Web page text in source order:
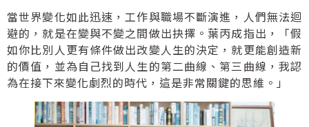
當世界變化如此迅速，工作與職場不斷演進，人們無法迴
避的，就是在變與不變之間做出抉擇。葉丙成指出，「假
如你比別人更有條件做出改變人生的決定，就更能創造新
的價值，並為自己找到人生的第二曲線、第三曲線，我認
為在接下來變化劇烈的時代，這是非常關鍵的思維。」